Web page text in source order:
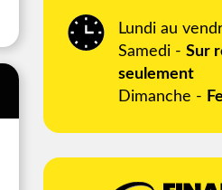
Lundi au
Samedi - Sur
seulement
Dimanche -